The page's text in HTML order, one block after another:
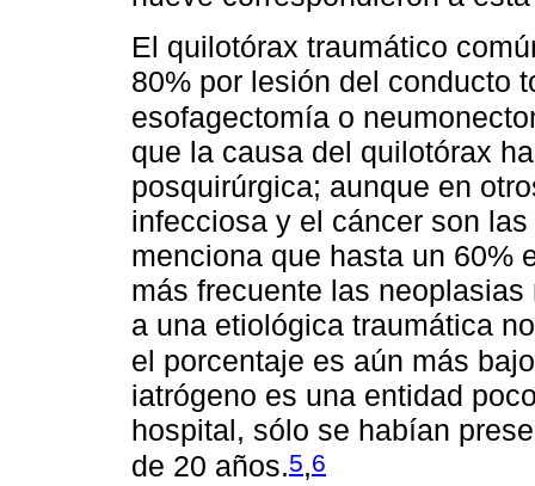
El quilotórax traumático
80% por lesión del conducto
esofagectomía o
que la causa del quilotórax
posquirúrgica; aunque en
infecciosa y el cáncer son
menciona que hasta un 60%
más frecuente las
a una etiológica traumática
el porcentaje es aún más
iatrógeno es una entidad
hospital, sólo se habían
de 20 años.5,6